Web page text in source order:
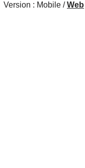
Version : Mobile /Web